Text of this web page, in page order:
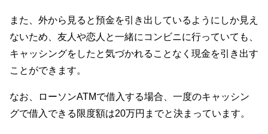
また、外から見ると預金を引き出しているようにしか見え
ないため、友人や恋人と一緒にコンビニに行っていても、
キャッシングをしたと気づかれることなく現金を引き出す
ことができます。
なお、ローソンATMで借入する場合、一度のキャッシン
グで借入できる限度額は20万円までと決まっています。